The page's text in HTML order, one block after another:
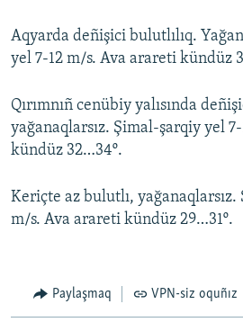
Aqyarda deñişici bulutlılıq.
yel 7-12 m/s. Ava arareti kündüz
Qırımnıñ cenübiy yalısında
yağanaqlarsız. Şimal-şarqiy yel
kündüz 32…34º.
Keriçte az bulutlı,
m/s. Ava arareti kündüz 29…31º.
Paylaşmaq VPN-siz oquñız